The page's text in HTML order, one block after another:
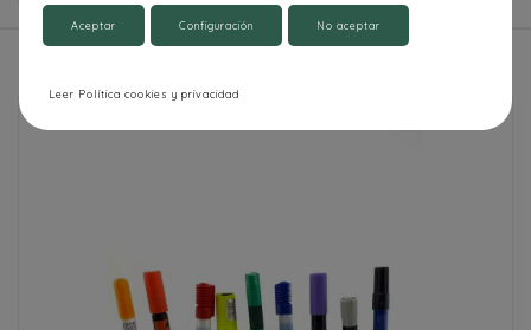
Aceptar Configuración No aceptar
Leer Política cookies y privacidad